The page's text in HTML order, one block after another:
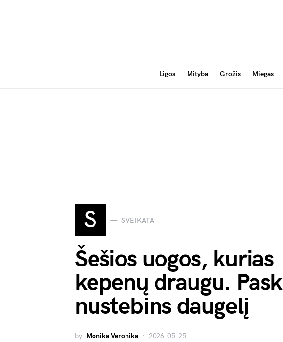
Ligos Mityba Grožis Miegas
S SVEIKATA
Šešios uogos,
kepenų draugu.
nustebins daugelį
by Monika Veronika 2026-05-25